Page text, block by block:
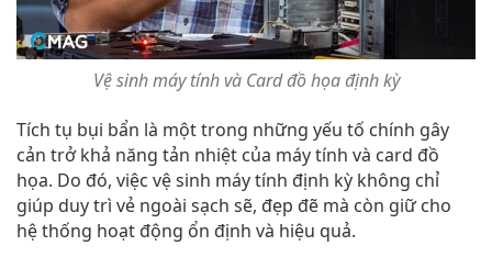
Vệ sinh máy tính và Card đồ họa định kỳ
Tích tụ bụi bẩn là một trong những yếu tố chính gây
cản trở khả năng tản nhiệt của máy tính và card đồ
họa. Do đó, việc vệ sinh máy tính định kỳ không chỉ
giúp duy trì vẻ ngoài sạch sẽ, đẹp đẽ mà còn giữ cho
hệ thống hoạt động ổn định và hiệu quả.